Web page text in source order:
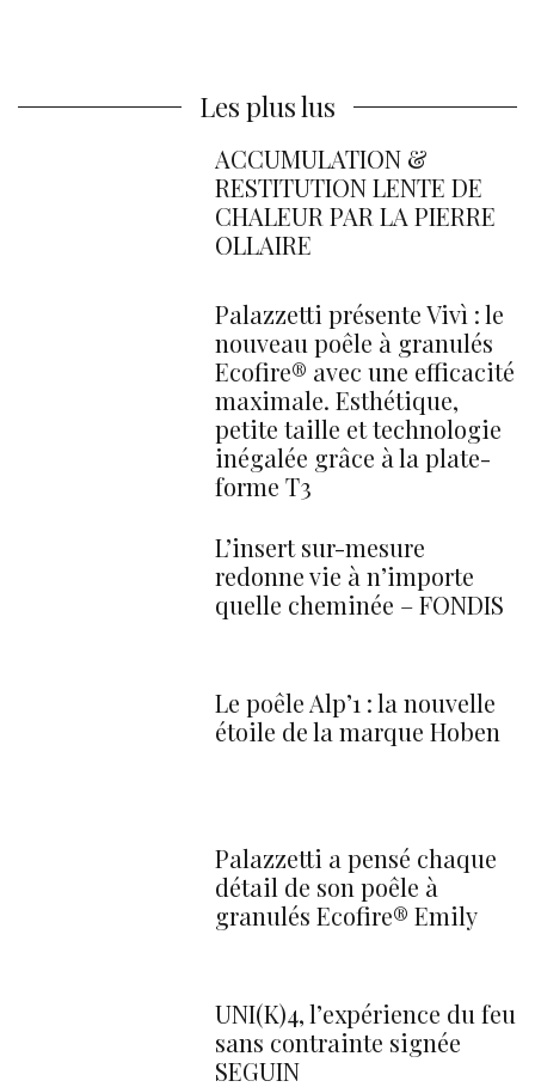
Les plus lus
ACCUMULATION &
RESTITUTION LENTE DE
CHALEUR PAR LA PIERRE
OLLAIRE
Palazzetti présente Vivì : le
nouveau poêle à granulés
Ecofire® avec une efficacité
maximale. Esthétique,
petite taille et technologie
inégalée grâce à la plate-
forme T3
L’insert sur-mesure
redonne vie à n’importe
quelle cheminée – FONDIS
Le poêle Alp’1 : la nouvelle
étoile de la marque Hoben
Palazzetti a pensé chaque
détail de son poêle à
granulés Ecofire® Emily
UNI(K)4, l’expérience du feu
sans contrainte signée
SEGUIN